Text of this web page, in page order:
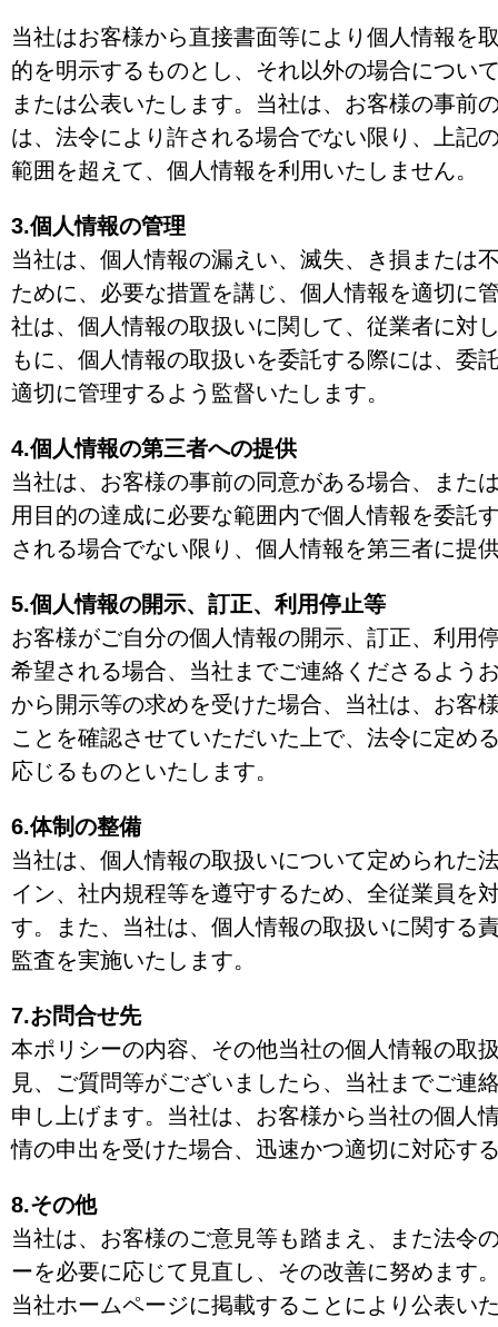
当社はお客様から直接書面等により個人情報を
的を明示するものとし、それ以外の場合につい
または公表いたします。当社は、お客様の事前
は、法令により許される場合でない限り、上記
範囲を超えて、個人情報を利用いたしません。
3.個人情報の管理
当社は、個人情報の漏えい、滅失、き損または
ために、必要な措置を講じ、個人情報を適切に
社は、個人情報の取扱いに関して、従業者に対
もに、個人情報の取扱いを委託する際には、委
適切に管理するよう監督いたします。
4.個人情報の第三者への提供
当社は、お客様の事前の同意がある場合、また
用目的の達成に必要な範囲内で個人情報を委託
される場合でない限り、個人情報を第三者に提
5.個人情報の開示、訂正、利用停止等
お客様がご自分の個人情報の開示、訂正、利用
希望される場合、当社までご連絡くださるよう
から開示等の求めを受けた場合、当社は、お客
ことを確認させていただいた上で、法令に定め
応じるものといたします。
6.体制の整備
当社は、個人情報の取扱いについて定められた
イン、社内規程等を遵守するため、全従業員を
す。また、当社は、個人情報の取扱いに関する
監査を実施いたします。
7.お問合せ先
本ポリシーの内容、その他当社の個人情報の取
見、ご質問等がございましたら、当社までご連
申し上げます。当社は、お客様から当社の個人
情の申出を受けた場合、迅速かつ適切に対応す
8.その他
当社は、お客様のご意見等も踏まえ、また法令
ーを必要に応じて見直し、その改善に努めます
当社ホームページに掲載することにより公表い